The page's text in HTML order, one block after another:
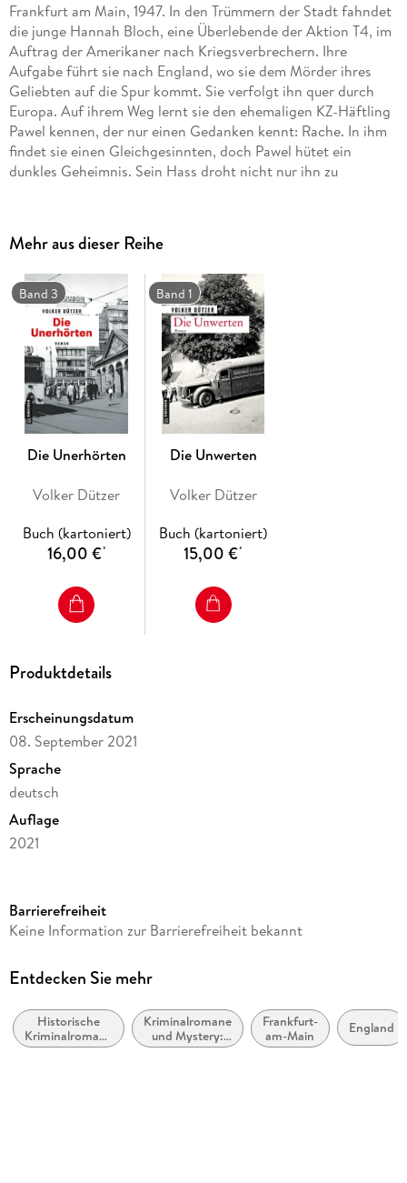
Frankfurt am Main, 1947. In den Trümmern der Stadt fahndet
die junge Hannah Bloch, eine Überlebende der Aktion T4, im
Auftrag der Amerikaner nach Kriegsverbrechern. Ihre
Aufgabe führt sie nach England, wo sie dem Mörder ihres
Geliebten auf die Spur kommt. Sie verfolgt ihn quer durch
Europa. Auf ihrem Weg lernt sie den ehemaligen KZ-Häftling
Pawel kennen, der nur einen Gedanken kennt: Rache. In ihm
findet sie einen Gleichgesinnten, doch Pawel hütet ein
dunkles Geheimnis. Sein Hass droht nicht nur ihn zu
Mehr aus dieser Reihe
Band 3
Die Unerhörten
Volker Dützer
Buch (kartoniert)
16,00 €*
Band 1
Die Unwerten
Volker Dützer
Buch (kartoniert)
15,00 €*
Produktdetails
Erscheinungsdatum
08. September 2021
Sprache
deutsch
Auflage
2021
Reihe
Autor/Autorin
Verlag/Hersteller
Gmeiner Verlag
Barrierefreiheit
Keine Information zur Barrierefreiheit bekannt
Entdecken Sie mehr
Historische
Kriminalromane
und Mystery
Kriminalromane
und Mystery:
weibliche
Frankfurt-
am-Main
England